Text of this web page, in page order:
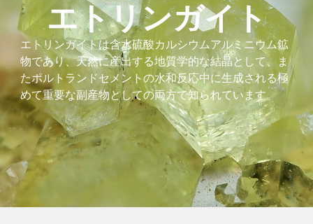
エトリンガイト
エトリンガイトは含水硫酸カルシウムアルミニウム鉱
物であり、天然に産出する地質学的な結晶として、ま
たポルトランドセメントの水和反応中に生成される極
めて重要な副産物としての両方で知られています。